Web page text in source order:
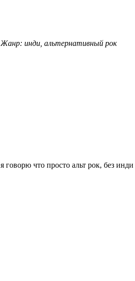
Жанр: инди, альтернативный рок
я говорю что просто альт рок, без инди